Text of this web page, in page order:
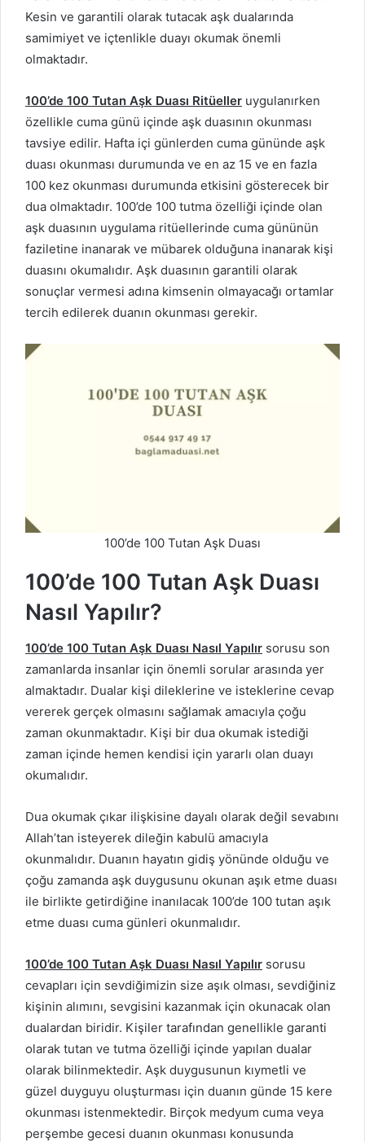
Kesin ve garantili olarak tutacak aşk dualarında
samimiyet ve içtenlikle duayı okumak önemli
olmaktadır.
100’de 100 Tutan Aşk Duası Ritüeller uygulanırken
özellikle cuma günü içinde aşk duasının okunması
tavsiye edilir. Hafta içi günlerden cuma gününde aşk
duası okunması durumunda ve en az 15 ve en fazla
100 kez okunması durumunda etkisini gösterecek bir
dua olmaktadır. 100’de 100 tutma özelliği içinde olan
aşk duasının uygulama ritüellerinde cuma gününün
faziletine inanarak ve mübarek olduğuna inanarak kişi
duasını okumalıdır. Aşk duasının garantili olarak
sonuçlar vermesi adına kimsenin olmayacağı ortamlar
tercih edilerek duanın okunması gerekir.
100’de 100 Tutan Aşk Duası
100’de 100 Tutan Aşk Duası
Nasıl Yapılır?
100’de 100 Tutan Aşk Duası Nasıl Yapılır sorusu son
zamanlarda insanlar için önemli sorular arasında yer
almaktadır. Dualar kişi dileklerine ve isteklerine cevap
vererek gerçek olmasını sağlamak amacıyla çoğu
zaman okunmaktadır. Kişi bir dua okumak istediği
zaman içinde hemen kendisi için yararlı olan duayı
okumalıdır.
Dua okumak çıkar ilişkisine dayalı olarak değil sevabını
Allah’tan isteyerek dileğin kabulü amacıyla
okunmalıdır. Duanın hayatın gidiş yönünde olduğu ve
çoğu zamanda aşk duygusunu okunan aşık etme duası
ile birlikte getirdiğine inanılacak 100’de 100 tutan aşık
etme duası cuma günleri okunmalıdır.
100’de 100 Tutan Aşk Duası Nasıl Yapılır sorusu
cevapları için sevdiğimizin size aşık olması, sevdiğiniz
kişinin alımını, sevgisini kazanmak için okunacak olan
dualardan biridir. Kişiler tarafından genellikle garanti
olarak tutan ve tutma özelliği içinde yapılan dualar
olarak bilinmektedir. Aşk duygusunun kıymetli ve
güzel duyguyu oluşturması için duanın günde 15 kere
okunması istenmektedir. Birçok medyum cuma veya
perşembe gecesi duanın okunması konusunda